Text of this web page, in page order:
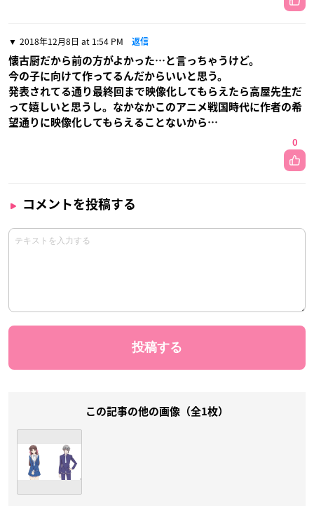
2018年12月8日 at 1:54 PM 返信
懐古厨だから前の方がよかった…と言っちゃうけど。
今の子に向けて作ってるんだからいいと思う。
発表されてる通り最終回まで映像化してもらえたら高屋先生だ
って嬉しいと思うし。なかなかこのアニメ戦国時代に作者の希
望通りに映像化してもらえることないから…
0
コメントを投稿する
この記事の他の画像（全1枚）